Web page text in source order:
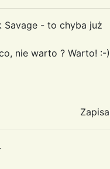
Savage - to chyba już
nie warto ? Warto! :-)